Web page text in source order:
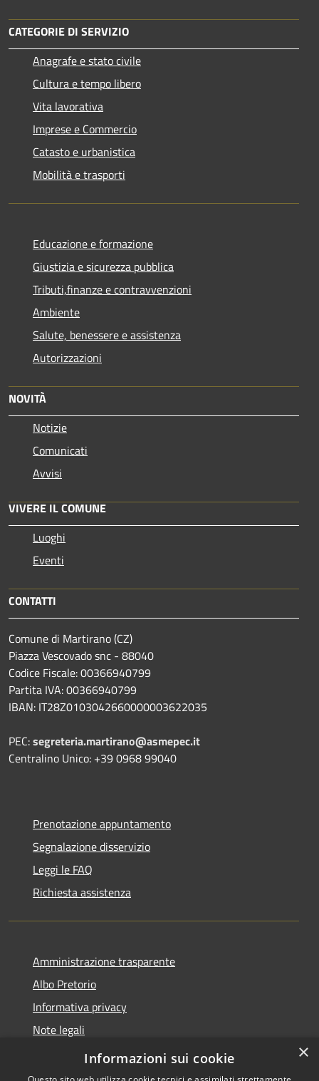
CATEGORIE DI SERVIZIO
Anagrafe e stato civile
Cultura e tempo libero
Vita lavorativa
Imprese e Commercio
Catasto e urbanistica
Mobilità e trasporti
Educazione e formazione
Giustizia e sicurezza pubblica
Tributi,finanze e contravvenzioni
Ambiente
Salute, benessere e assistenza
Autorizzazioni
NOVITÀ
Notizie
Comunicati
Avvisi
VIVERE IL COMUNE
Luoghi
Eventi
CONTATTI
Comune di Martirano (CZ)
Piazza Vescovado snc - 88040
Codice Fiscale: 00366940799
Partita IVA: 00366940799
IBAN: IT28Z0103042660000003622035
PEC:segreteria.martirano@asmepec.it
Centralino Unico: +39 0968 99040
Prenotazione appuntamento
Segnalazione disservizio
Leggi le FAQ
Richiesta assistenza
Amministrazione trasparente
Albo Pretorio
Informativa privacy
Note legali
Dichiarazione di accessibilità
×
Informazioni sui cookie